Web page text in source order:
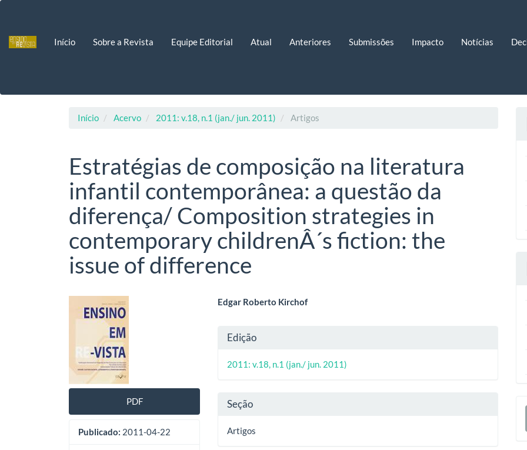
principalInício Sobre a Revista Equipe Editorial Atual Anteriores Submissões Impacto Notícias
Início Acervo 2011: v.18, n.1 (jan./ jun. 2011) Artigos
Estratégias de composição na literatura
infantil contemporânea: a questão da
diferença/ Composition strategies in
contemporary childrenÂ´s fiction: the
issue of difference
Barra
lateral
de
artigos
PDF
Publicado: 2011-04-22
Conteúdo
artigo
principal
Edgar Roberto Kirchof
Detalhes
do
Edição
2011: v.18, n.1 (jan./ jun. 2011)
Seção
Artigos